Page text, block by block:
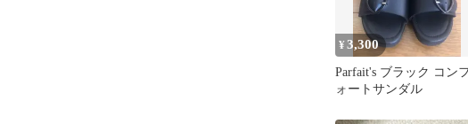
¥3,300
Parfait's ブラック コン
ォートサンダル